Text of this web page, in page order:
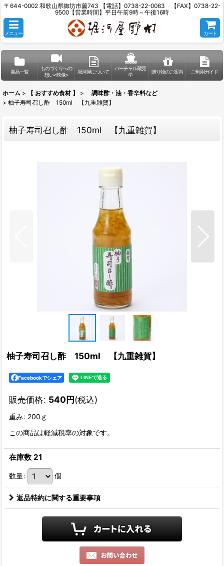
〒644-0002 和歌山県御坊市薗743 【電話】0738-22-0063 【FAX】0738-22-
9500【営業時間】平日午前9時～午後16時
メニュー カート
商品一覧
ものづくりへの
想い<映像>
堀河屋について
バーチャル蔵見
学
贈り物のご案内 ご利用ガイド
ホーム > 【 おすすめ食材 】 >
調味酢・油・香辛料など
> 柚子寿司召し酢 150ml 【九重雑賀】
柚子寿司召し酢 150ml 【九重雑賀】
柚子寿司召し酢 150ml 【九重雑賀】
Facebookでシェア
販売価格: 540円(税込)
重み: 200ｇ
この商品は軽減税率の対象です。
在庫数 21
数量: 個
返品特約に関する重要事項